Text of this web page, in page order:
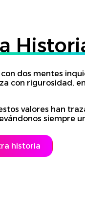
dos mentes
con rigurosidad,
valores han
siempre
historia